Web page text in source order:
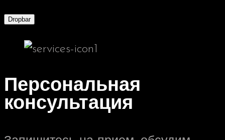
Dropbar
Персональная
консультация